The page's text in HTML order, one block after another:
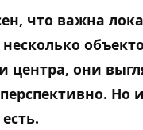
что важна
центра, они
Но